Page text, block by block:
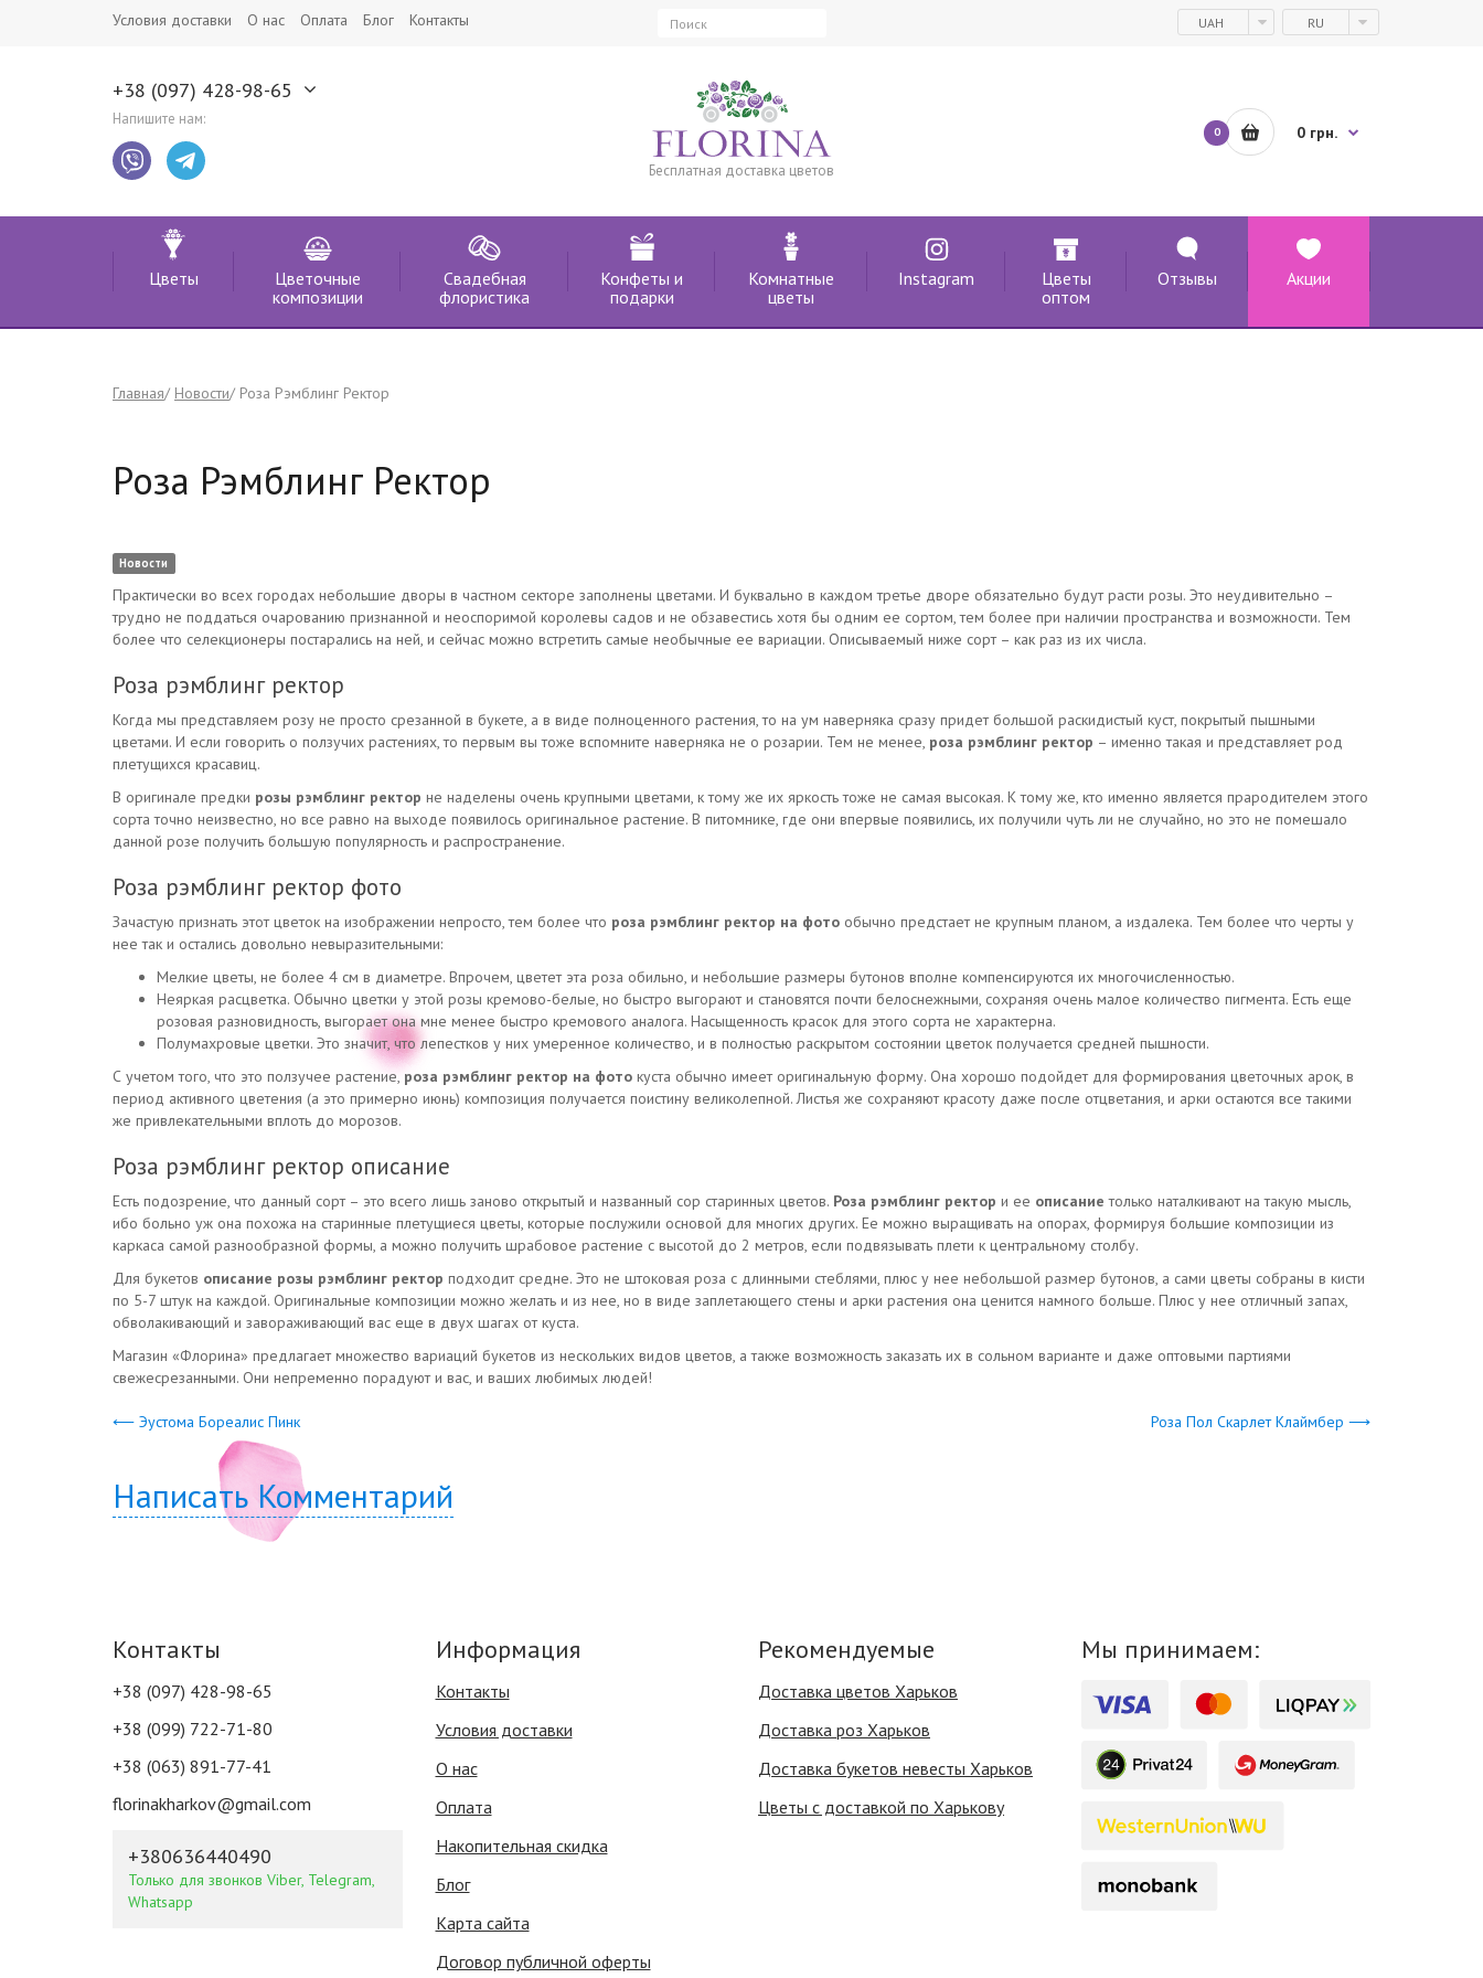
Условия доставки О нас Оплата Блог Контакты UAH RU
+38 (097) 428-98-65
Напишите нам:
Бесплатная доставка цветов
0 0 грн.
Цветы
Цветочные
композиции
Свадебная
флористика
Конфеты и
подарки
Комнатные
цветы
Instagram
Цветы
оптом
Отзывы Акции
Главная Новости Роза Рэмблинг Ректор
Роза Рэмблинг Ректор
Новости
Практически во всех городах небольшие дворы в частном секторе заполнены цветами. И буквально в каждом третье дворе обязательно будут расти розы. Это неудивительно –
трудно не поддаться очарованию признанной и неоспоримой королевы садов и не обзавестись хотя бы одним ее сортом, тем более при наличии пространства и возможности. Тем
более что селекционеры постарались на ней, и сейчас можно встретить самые необычные ее вариации. Описываемый ниже сорт – как раз из их числа.
Роза рэмблинг ректор
Когда мы представляем розу не просто срезанной в букете, а в виде полноценного растения, то на ум наверняка сразу придет большой раскидистый куст, покрытый пышными
цветами. И если говорить о ползучих растениях, то первым вы тоже вспомните наверняка не о розарии. Тем не менее, роза рэмблинг ректор – именно такая и представляет род
плетущихся красавиц.
В оригинале предки розы рэмблинг ректор не наделены очень крупными цветами, к тому же их яркость тоже не самая высокая. К тому же, кто именно является прародителем этого
сорта точно неизвестно, но все равно на выходе появилось оригинальное растение. В питомнике, где они впервые появились, их получили чуть ли не случайно, но это не помешало
данной розе получить большую популярность и распространение.
Роза рэмблинг ректор фото
Зачастую признать этот цветок на изображении непросто, тем более что роза рэмблинг ректор на фото обычно предстает не крупным планом, а издалека. Тем более что черты у
нее так и остались довольно невыразительными:
Мелкие цветы, не более 4 см в диаметре. Впрочем, цветет эта роза обильно, и небольшие размеры бутонов вполне компенсируются их многочисленностью.
Неяркая расцветка. Обычно цветки у этой розы кремово-белые, но быстро выгорают и становятся почти белоснежными, сохраняя очень малое количество пигмента. Есть еще
розовая разновидность, выгорает она мне менее быстро кремового аналога. Насыщенность красок для этого сорта не характерна.
Полумахровые цветки. Это значит, что лепестков у них умеренное количество, и в полностью раскрытом состоянии цветок получается средней пышности.
С учетом того, что это ползучее растение, роза рэмблинг ректор на фото куста обычно имеет оригинальную форму. Она хорошо подойдет для формирования цветочных арок, в
период активного цветения (а это примерно июнь) композиция получается поистину великолепной. Листья же сохраняют красоту даже после отцветания, и арки остаются все такими
же привлекательными вплоть до морозов.
Роза рэмблинг ректор описание
Есть подозрение, что данный сорт – это всего лишь заново открытый и названный сор старинных цветов. Роза рэмблинг ректор и ее описание только наталкивают на такую мысль,
ибо больно уж она похожа на старинные плетущиеся цветы, которые послужили основой для многих других. Ее можно выращивать на опорах, формируя большие композиции из
каркаса самой разнообразной формы, а можно получить шрабовое растение с высотой до 2 метров, если подвязывать плети к центральному столбу.
Для букетов описание розы рэмблинг ректор подходит средне. Это не штоковая роза с длинными стеблями, плюс у нее небольшой размер бутонов, а сами цветы собраны в кисти
по 5-7 штук на каждой. Оригинальные композиции можно желать и из нее, но в виде заплетающего стены и арки растения она ценится намного больше. Плюс у нее отличный запах,
обволакивающий и завораживающий вас еще в двух шагах от куста.
Магазин «Флорина» предлагает множество вариаций букетов из нескольких видов цветов, а также возможность заказать их в сольном варианте и даже оптовыми партиями
свежесрезанными. Они непременно порадуют и вас, и ваших любимых людей!
⟵ Эустома Бореалис Пинк Роза Пол Скарлет Клаймбер ⟶
Написать Комментарий
Контакты
+38 (097) 428-98-65
+38 (099) 722-71-80
+38 (063) 891-77-41
florinakharkov@gmail.com
+380636440490
Только для звонков Viber, Telegram,
Whatsapp
Информация
Контакты
Условия доставки
О нас
Оплата
Накопительная скидка
Блог
Карта сайта
Договор публичной оферты
Рекомендуемые
Доставка цветов Харьков
Доставка роз Харьков
Доставка букетов невесты Харьков
Цветы с доставкой по Харькову
Мы принимаем: